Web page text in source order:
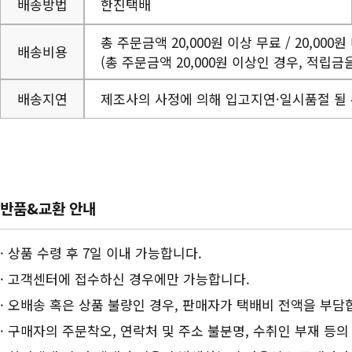
배송방법 한진택배
배송비용
총 주문금액 20,000원 이상 무료 / 20,000원
(총 주문금액 20,000원 이상인 경우, 적립
배송지연
제조사의 사정에 의해 입고지연·일시품절
반품&교환 안내
· 상품 수령 후 7일 이내 가능합니다.
· 고객센터에 접수하신 경우에만 가능합니다.
· 오배송 혹은 상품 불량인 경우, 판매자가 택배비 전액을 부담
· 구매자의 주문착오, 연락처 및 주소 불분명, 수취인 부재 등